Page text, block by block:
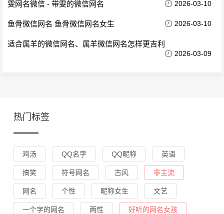
雯网名微信 - 带雯的微信网名 2026-03-10
鱼骨微信网名 鱼骨微信网名女生 2026-03-10
适合属羊的微信网名、属羊微信网名怎样更吉利
2026-03-09
热门标签
鸡汤 QQ名字 QQ昵称 英语
搞笑 符号网名 古风 非主流
网名 个性 昵称女生 文艺
一个字的网名 两性 好听的网名女孩